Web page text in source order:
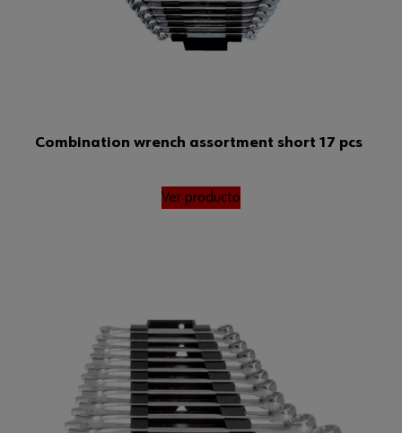
Combination wrench assortment short 17 pcs
Ver producto